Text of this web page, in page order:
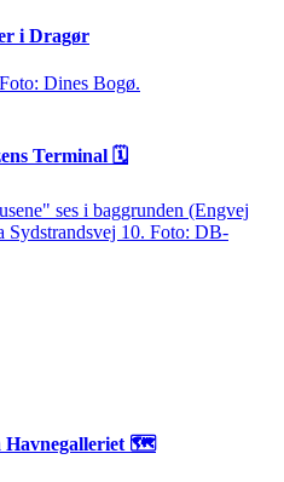
i Dragør
Terminal 🗓
Havnegalleriet 🗺